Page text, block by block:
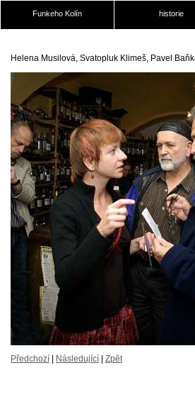
Funkeho Kolín historie
Helena Musilová, Svatopluk Klimeš, Pavel
Předchozí Následující Zpět